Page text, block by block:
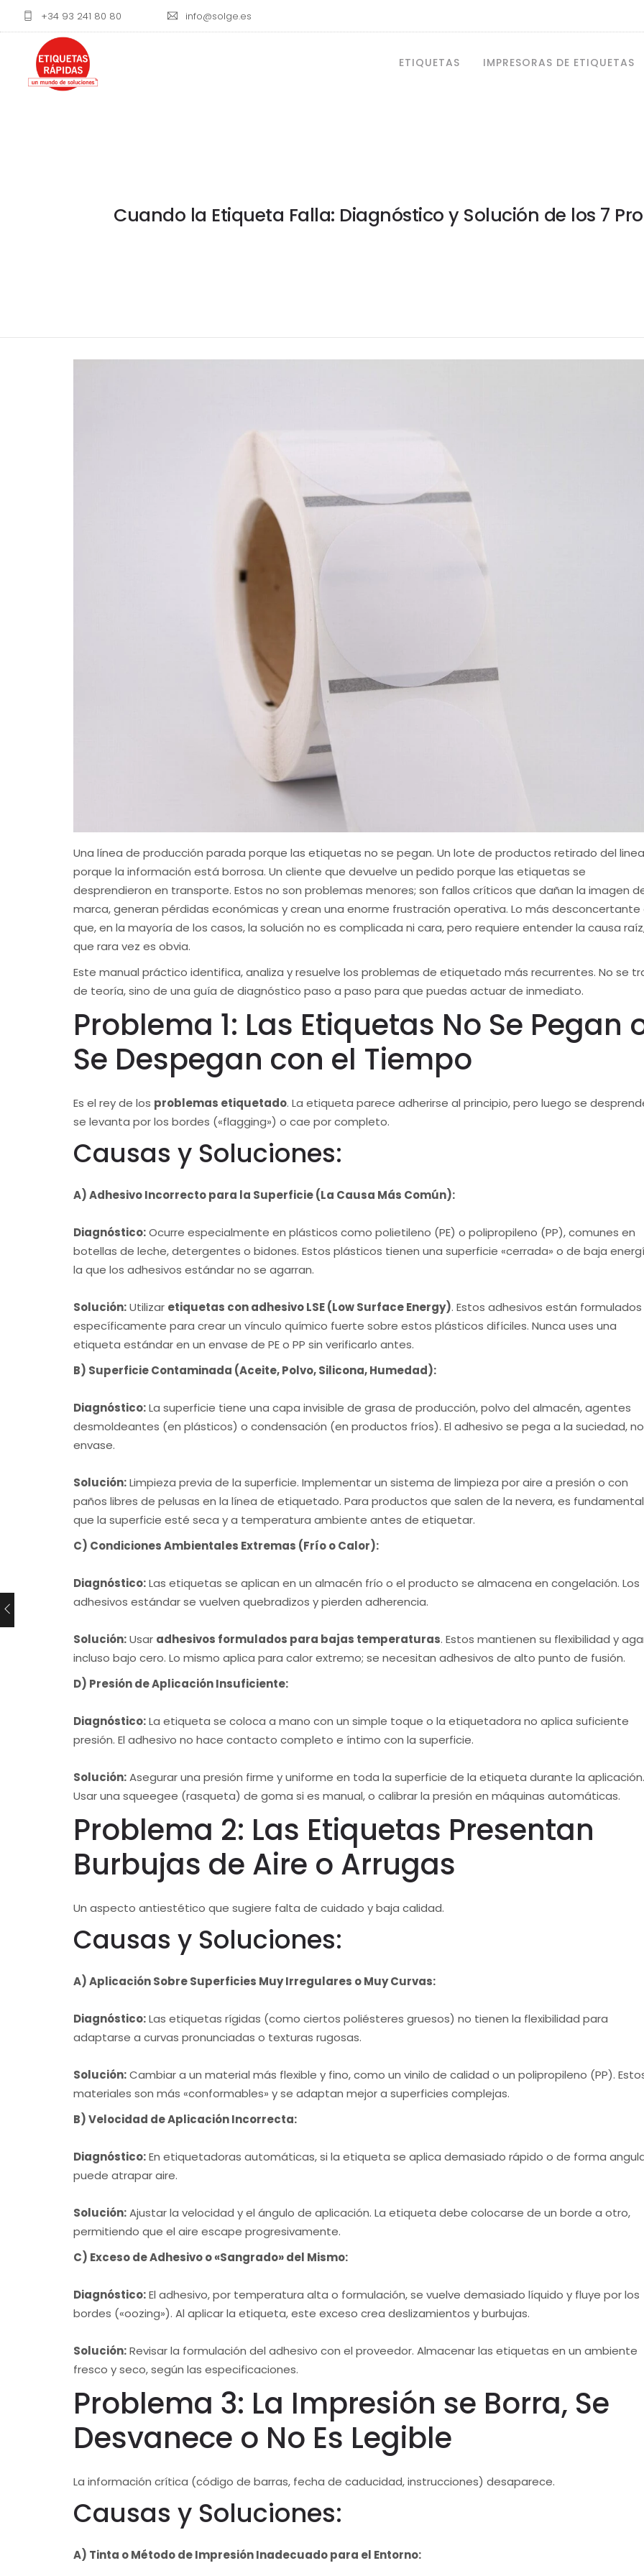
+34 93 241 80 80 info@solge.es
ETIQUETAS IMPRESORAS DE ETIQUETAS
Cuando la Etiqueta Falla: Diagnóstico y Solución de los 7
Una línea de producción parada porque las etiquetas no se pegan. Un lote de productos retirado del
porque la información está borrosa. Un cliente que devuelve un pedido porque las etiquetas se
desprendieron en transporte. Estos no son problemas menores; son fallos críticos que dañan la imagen
marca, generan pérdidas económicas y crean una enorme frustración operativa. Lo más desconcertante
que, en la mayoría de los casos, la solución no es complicada ni cara, pero requiere entender la causa
que rara vez es obvia.
Este manual práctico identifica, analiza y resuelve los problemas de etiquetado más recurrentes. No se
de teoría, sino de una guía de diagnóstico paso a paso para que puedas actuar de inmediato.
Problema 1: Las Etiquetas No Se Pegan
Se Despegan con el Tiempo
Es el rey de los problemas etiquetado. La etiqueta parece adherirse al principio, pero luego se
se levanta por los bordes («flagging») o cae por completo.
Causas y Soluciones:
A) Adhesivo Incorrecto para la Superficie (La Causa Más Común):
Diagnóstico:Ocurre especialmente en plásticos como polietileno (PE) o polipropileno (PP), comunes en
botellas de leche, detergentes o bidones. Estos plásticos tienen una superficie «cerrada» o de baja
la que los adhesivos estándar no se agarran.
Solución:Utilizar etiquetas con adhesivo LSE (Low Surface Energy). Estos adhesivos están formulados
específicamente para crear un vínculo químico fuerte sobre estos plásticos difíciles. Nunca uses una
etiqueta estándar en un envase de PE o PP sin verificarlo antes.
B) Superficie Contaminada (Aceite, Polvo, Silicona, Humedad):
Diagnóstico:La superficie tiene una capa invisible de grasa de producción, polvo del almacén, agentes
desmoldeantes (en plásticos) o condensación (en productos fríos). El adhesivo se pega a la suciedad,
envase.
Solución:Limpieza previa de la superficie. Implementar un sistema de limpieza por aire a presión o con
paños libres de pelusas en la línea de etiquetado. Para productos que salen de la nevera, es fundamental
que la superficie esté seca y a temperatura ambiente antes de etiquetar.
C) Condiciones Ambientales Extremas (Frío o Calor):
Diagnóstico:Las etiquetas se aplican en un almacén frío o el producto se almacena en congelación. Los
adhesivos estándar se vuelven quebradizos y pierden adherencia.
Solución:Usar adhesivos formulados para bajas temperaturas. Estos mantienen su flexibilidad y
incluso bajo cero. Lo mismo aplica para calor extremo; se necesitan adhesivos de alto punto de fusión.
D) Presión de Aplicación Insuficiente:
Diagnóstico:La etiqueta se coloca a mano con un simple toque o la etiquetadora no aplica suficiente
presión. El adhesivo no hace contacto completo e íntimo con la superficie.
Solución:Asegurar una presión firme y uniforme en toda la superficie de la etiqueta durante la aplicación.
Usar una squeegee (rasqueta) de goma si es manual, o calibrar la presión en máquinas automáticas.
Problema 2: Las Etiquetas Presentan
Burbujas de Aire o Arrugas
Un aspecto antiestético que sugiere falta de cuidado y baja calidad.
Causas y Soluciones:
A) Aplicación Sobre Superficies Muy Irregulares o Muy Curvas:
Diagnóstico:Las etiquetas rígidas (como ciertos poliésteres gruesos) no tienen la flexibilidad para
adaptarse a curvas pronunciadas o texturas rugosas.
Solución:Cambiar a un material más flexible y fino, como un vinilo de calidad o un polipropileno (PP).
materiales son más «conformables» y se adaptan mejor a superficies complejas.
B) Velocidad de Aplicación Incorrecta:
Diagnóstico:En etiquetadoras automáticas, si la etiqueta se aplica demasiado rápido o de forma
puede atrapar aire.
Solución:Ajustar la velocidad y el ángulo de aplicación. La etiqueta debe colocarse de un borde a otro,
permitiendo que el aire escape progresivamente.
C) Exceso de Adhesivo o «Sangrado» del Mismo:
Diagnóstico:El adhesivo, por temperatura alta o formulación, se vuelve demasiado líquido y fluye por los
bordes («oozing»). Al aplicar la etiqueta, este exceso crea deslizamientos y burbujas.
Solución:Revisar la formulación del adhesivo con el proveedor. Almacenar las etiquetas en un ambiente
fresco y seco, según las especificaciones.
Problema 3: La Impresión se Borra, Se
Desvanece o No Es Legible
La información crítica (código de barras, fecha de caducidad, instrucciones) desaparece.
Causas y Soluciones:
A) Tinta o Método de Impresión Inadecuado para el Entorno: